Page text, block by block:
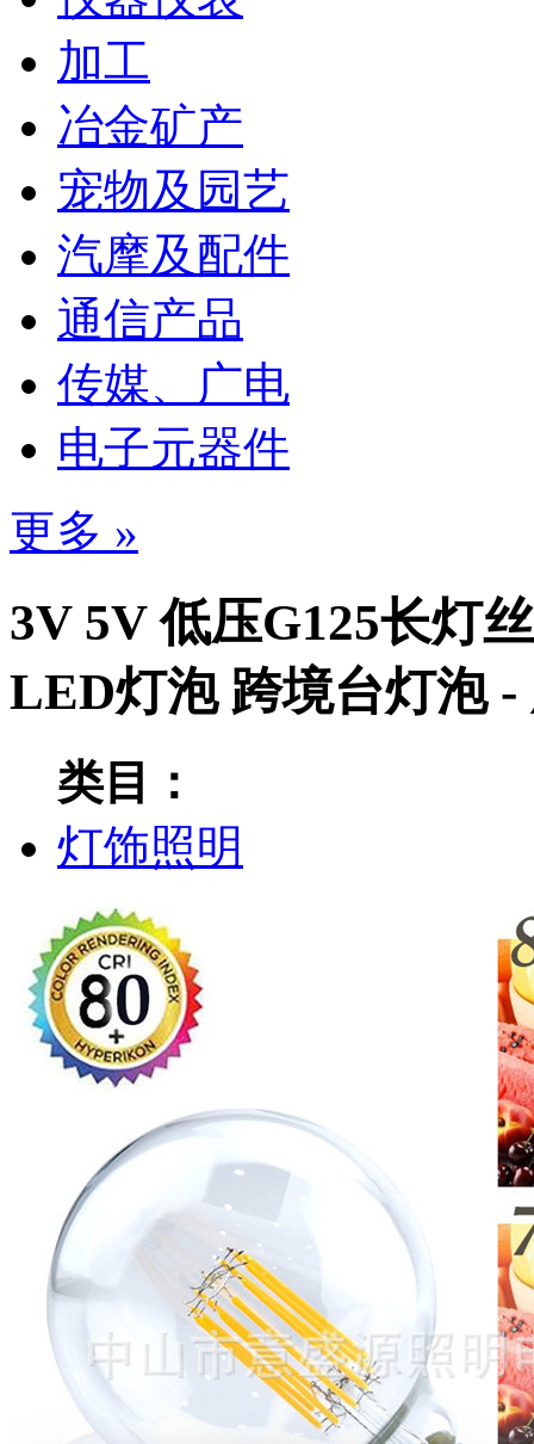
加工
冶金矿产
宠物及园艺
汽摩及配件
通信产品
传媒、广电
电子元器件
更多 »
3V 5V 低压G125长灯
LED灯泡 跨境台灯泡 -
类目：
灯饰照明